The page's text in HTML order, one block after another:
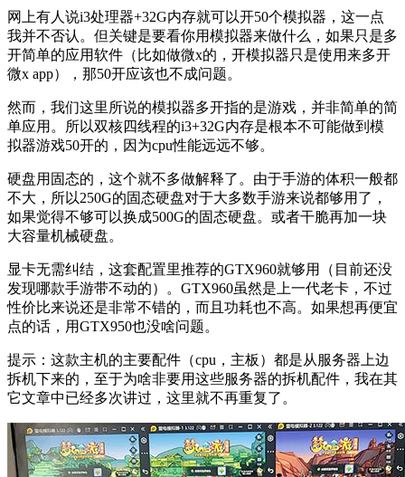
网上有人说i3处理器+32G内存就可以开50个模拟器，这一点
我并不否认。但关键是要看你用模拟器来做什么，如果只是多
开简单的应用软件（比如做微x的，开模拟器只是使用来多开
微x app），那50开应该也不成问题。
然而，我们这里所说的模拟器多开指的是游戏，并非简单的简
单应用。所以双核四线程的i3+32G内存是根本不可能做到模
拟器游戏50开的，因为cpu性能远远不够。
硬盘用固态的，这个就不多做解释了。由于手游的体积一般都
不大，所以250G的固态硬盘对于大多数手游来说都够用了，
如果觉得不够可以换成500G的固态硬盘。或者干脆再加一块
大容量机械硬盘。
显卡无需纠结，这套配置里推荐的GTX960就够用（目前还没
发现哪款手游带不动的）。GTX960虽然是上一代老卡，不过
性价比来说还是非常不错的，而且功耗也不高。如果想再便宜
点的话，用GTX950也没啥问题。
提示：这款主机的主要配件（cpu，主板）都是从服务器上边
拆机下来的，至于为啥非要用这些服务器的拆机配件，我在其
它文章中已经多次讲过，这里就不再重复了。